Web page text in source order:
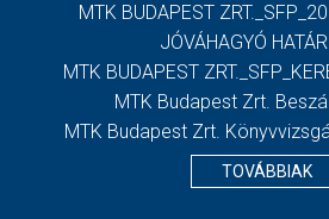
MTK BUDAPEST
JÓVÁHAGYÓ
MTK BUDAPEST
MTK Budapest Zrt.
MTK Budapest Zrt.
TOVÁBBIAK